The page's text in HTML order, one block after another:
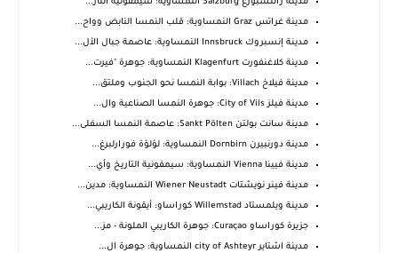
مدينة زالتسبورغ Salzburg النمساوية: سيمفونية التار...
مدينة غراتس Graz النمساوية: قلب النمسا النابض وواح...
مدينة إنسبروك Innsbruck النمساوية: عاصمة جبال الأل...
مدينة كلاغنفورت Klagenfurt النمساوية: جوهرة "فيرت...
مدينة فيلاخ Villach: بوابة النمسا نحو الجنوب وملتق...
مدينة فيلز City of Vils: جوهرة النمسا الصناعية وال...
مدينة سانت بولتن Sankt Pölten: عاصمة النمسا السفلى...
مدينة دورنبيرن Dornbirn النمساوية: لؤلؤة فورارلبرغ...
مدينة فيينا Vienna النمساوية: سيمفونية التاريخ وأي...
مدينة فينر نويشتات Wiener Neustadt النمساوية: مدين...
مدينة ويلمستاد Willemstad كوراساو: أيقونة الكاريبي...
جزيرة كوراساو Curaçao: جوهرة الكاريبي الملونة - مز...
مدينة اشتاير city ​​of Ashteyr النمساوية: جوهرة ال...